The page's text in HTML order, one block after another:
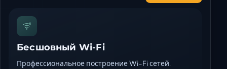
Бесшовный Wi-Fi
Профессиональное построение Wi-Fi сетей.